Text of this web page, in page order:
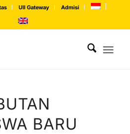
UII Gateway Admisi
BARU